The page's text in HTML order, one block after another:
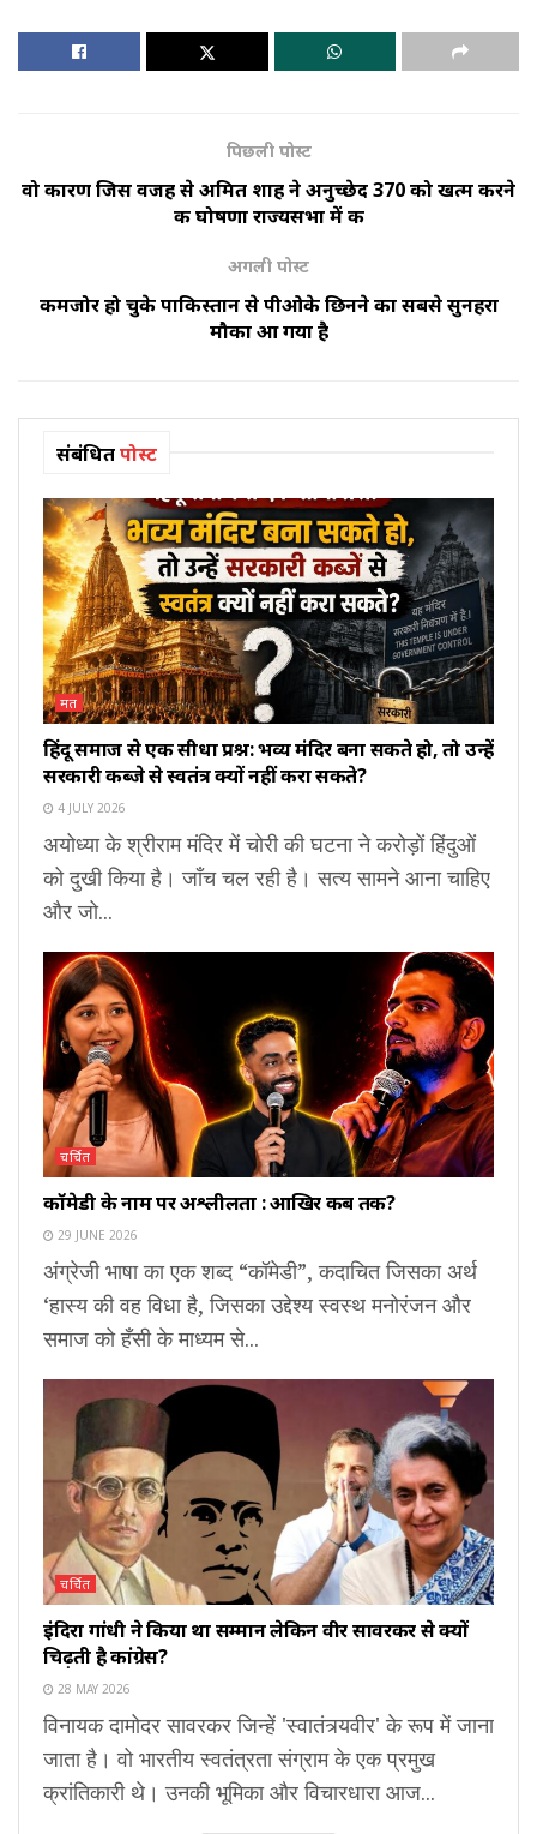
पिछली पोस्ट
वो कारण जिस वजह से अमित शाह ने अनुच्छेद 370 को खत्म करने
की घोषणा राज्यसभा में की
अगली पोस्ट
कमजोर हो चुके पाकिस्तान से पीओके छिनने का सबसे सुनहरा
मौका आ गया है
संबंधितपोस्ट
मत
हिंदू समाज से एक सीधा प्रश्न: भव्य मंदिर बना सकते हो, तो उन्हें
सरकारी कब्जे से स्वतंत्र क्यों नहीं करा सकते?
4 JULY 2026
अयोध्या के श्रीराम मंदिर में चोरी की घटना ने करोड़ों हिंदुओं
को दुखी किया है। जाँच चल रही है। सत्य सामने आना चाहिए
और जो...
चर्चित
कॉमेडी के नाम पर अश्लीलता : आखिर कब तक?
29 JUNE 2026
अंग्रेजी भाषा का एक शब्द “कॉमेडी”, कदाचित जिसका अर्थ
‘हास्य की वह विधा है, जिसका उद्देश्य स्वस्थ मनोरंजन और
समाज को हँसी के माध्यम से...
चर्चित
इंदिरा गांधी ने किया था सम्मान लेकिन वीर सावरकर से क्यों
चिढ़ती है कांग्रेस?
28 MAY 2026
विनायक दामोदर सावरकर जिन्हें 'स्वातंत्र्यवीर' के रूप में जाना
जाता है। वो भारतीय स्वतंत्रता संग्राम के एक प्रमुख
क्रांतिकारी थे। उनकी भूमिका और विचारधारा आज...